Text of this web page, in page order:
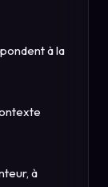
à la
à